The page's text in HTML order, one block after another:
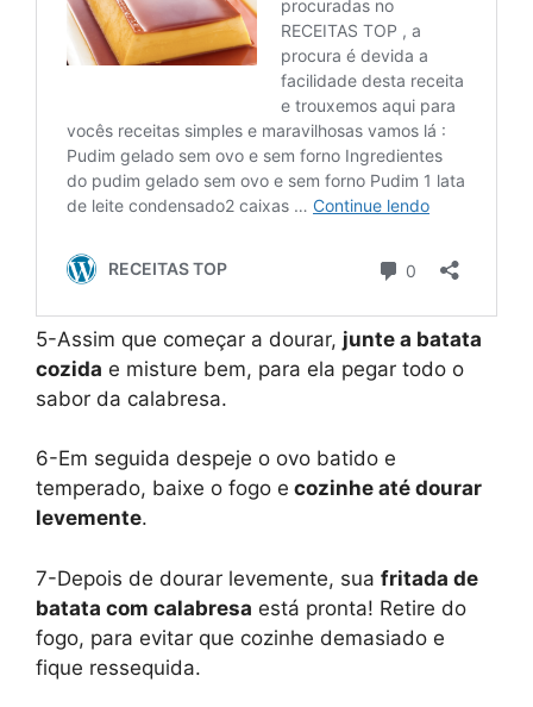
5-Assim que começar a dourar, junte a batata
cozida e misture bem, para ela pegar todo o
sabor da calabresa.
6-Em seguida despeje o ovo batido e
temperado, baixe o fogo e cozinhe até dourar
levemente.
7-Depois de dourar levemente, sua fritada de
batata com calabresa está pronta! Retire do
fogo, para evitar que cozinhe demasiado e
fique ressequida.